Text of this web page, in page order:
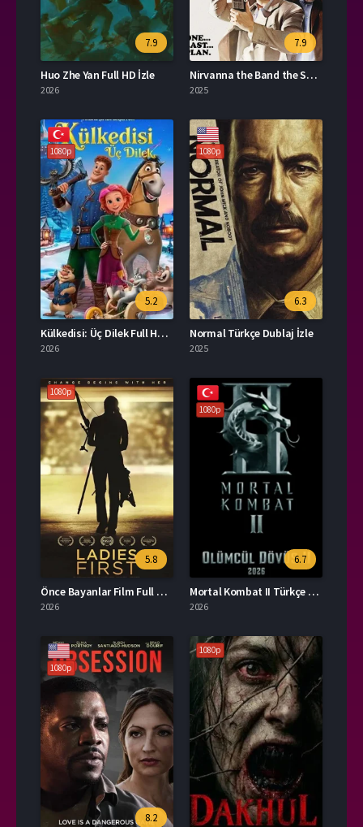
7.9
Huo Zhe Yan Full HD İzle
2026
7.9
Nirvanna the Band the Show the Movie Türkçe Dublaj İzle
2025
1080p
5.2
Külkedisi: Üç Dilek Full HD İzle
2026
1080p
6.3
Normal Türkçe Dublaj İzle
2025
1080p
5.8
Önce Bayanlar Film Full HD İzle
2026
1080p
6.7
Mortal Kombat II Türkçe Dublaj İzle
2026
1080p
8.2
1080p